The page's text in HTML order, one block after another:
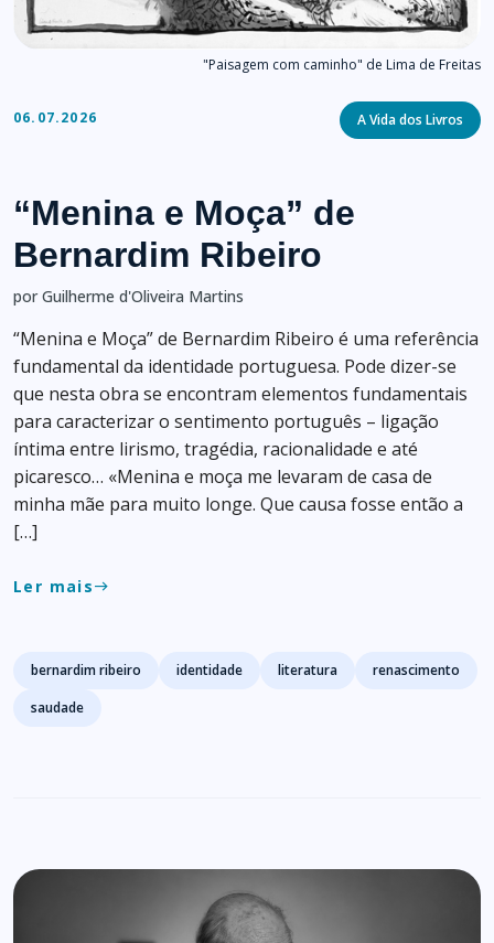
"Paisagem com caminho" de Lima de Freitas
06.07.2026 Categories
A Vida dos Livros
“Menina e Moça” de
Bernardim Ribeiro
por Guilherme d'Oliveira Martins
“Menina e Moça” de Bernardim Ribeiro é uma referência
fundamental da identidade portuguesa. Pode dizer-se
que nesta obra se encontram elementos fundamentais
para caracterizar o sentimento português – ligação
íntima entre lirismo, tragédia, racionalidade e até
picaresco… «Menina e moça me levaram de casa de
minha mãe para muito longe. Que causa fosse então a
[…]
Ler maiseast
Tags
bernardim ribeiro identidade literatura
renascimento
saudade